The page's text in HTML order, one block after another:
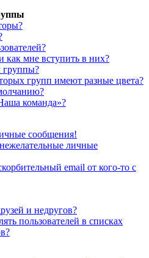
как мне вступить в них?
группы?
групп имеют разные цвета?
команда»?
сообщения!
личные
email от кого-то с
и недругов?
пользователей в списках